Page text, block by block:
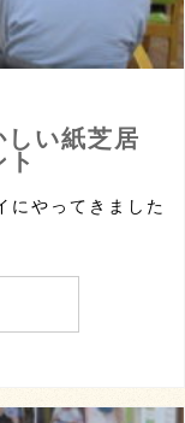
い紙芝居
にやってきました